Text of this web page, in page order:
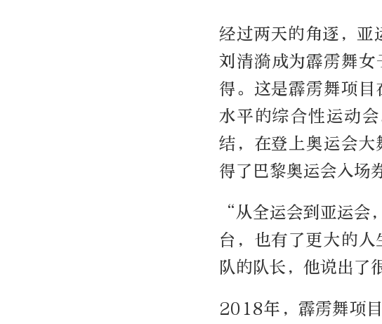
经过两天的角逐，
刘清漪成为霹雳舞
得。这是霹雳舞项
水平的综合性运动
结，在登上奥运会
得了巴黎奥运会入场
“从全运会到亚运会
台，也有了更大的
队的队长，他说出了
2018年，霹雳舞项